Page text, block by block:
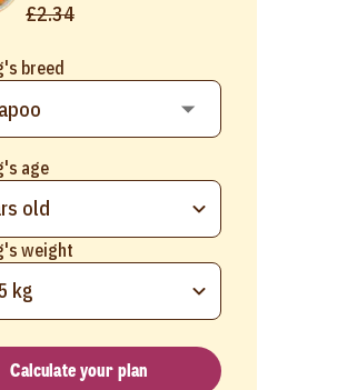
breed
age
old
weight
kg
£2.34
Calculate your plan